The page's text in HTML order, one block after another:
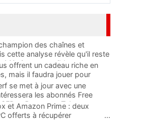
des chaînes et
cette analyse révèle qu'il reste
141 ajouts possibles
offrent un cadeau riche en
mais il faudra jouer pour
se met à jour avec une
les abonnés Free
et Bouygues Telecom
et Amazon Prime : deux
offerts à récupérer
...